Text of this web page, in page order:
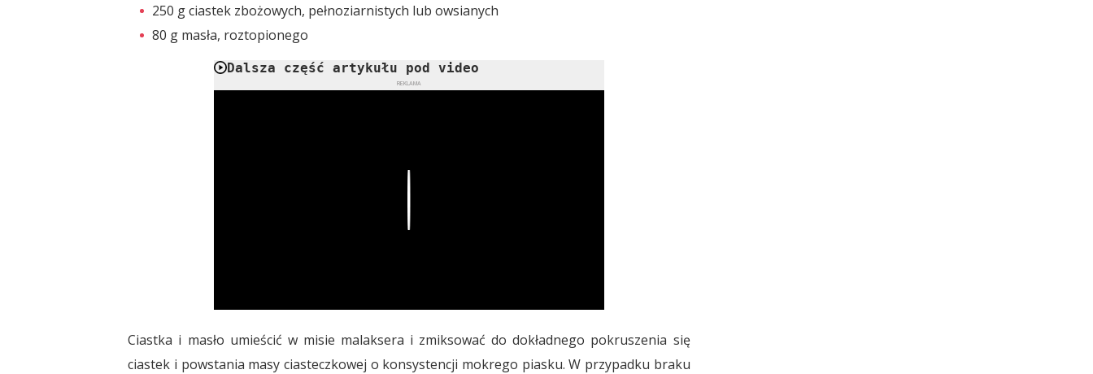
250 g ciastek zbożowych, pełnoziarnistych lub owsianych
80 g masła, roztopionego
Dalsza część artykułu pod video
REKLAMA
Ciastka i masło umieścić w misie malaksera i zmiksować do dokładnego pokruszenia się
ciastek i powstania masy ciasteczkowej o konsystencji mokrego piasku. W przypadku braku